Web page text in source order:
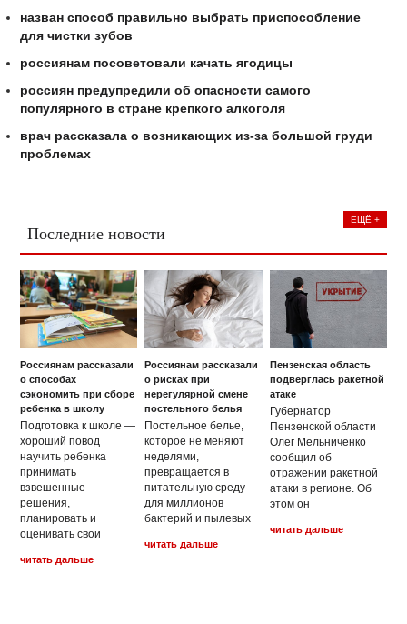
назван способ правильно выбрать приспособление
для чистки зубов
россиянам посоветовали качать ягодицы
россиян предупредили об опасности самого
популярного в стране крепкого алкоголя
врач рассказала о возникающих из-за большой груди
проблемах
Последние новости
ЕЩЁ +
Россиянам рассказали
о способах
сэкономить при сборе
ребенка в школу
Подготовка к школе —
хороший повод
научить ребенка
принимать
взвешенные
решения,
планировать и
оценивать свои
читать дальше
Россиянам рассказали
о рисках при
нерегулярной смене
постельного белья
Постельное белье,
которое не меняют
неделями,
превращается в
питательную среду
для миллионов
бактерий и пылевых
читать дальше
Пензенская область
подверглась ракетной
атаке
Губернатор
Пензенской области
Олег Мельниченко
сообщил об
отражении ракетной
атаки в регионе. Об
этом он
читать дальше